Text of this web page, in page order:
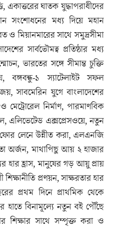
একাত্তরের ঘাতক যুদ্ধাপরাধীদের
সংশোধনের মধ্য দিয়ে মহান
ও মিয়ানমারের সাথে সমুদ্রসীমা
সার্বভৌমত্ব প্রতিষ্ঠার মধ্য
ভারতের সঙ্গে সীমান্ত চুক্তি
বঙ্গবন্ধু-১ স্যাটেলাইট সফল
সাবমেরিন যুগে বাংলাদেশের
মেট্রোরেল নির্মাণ, পারমাণবিক
এলিভেটেড এক্সপ্রেসওয়ে, নতুন
লেনে উন্নীত করা, এলএনজি
অর্জন, মাথাপিছু আয় ২ হাজার
হার হ্রাস, মানুষের গড় আয়ু প্রায়
প্রণয়ন, সাক্ষরতার হার
প্রথম দিনে প্রাথমিক থেকে
হাতে বিনামূল্যে নতুন বই পৌঁছে
শিক্ষার সাথে সম্পৃক্ত করা ও